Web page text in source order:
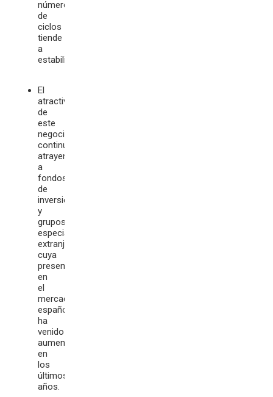
número
de
ciclos
tiende
a
estabilizarse.
El
atractivo
de
este
negocio
continúa
atrayendo
a
fondos
de
inversión
y
grupos
especializados
extranjeros,
cuya
presencia
en
el
mercado
español
ha
venido
aumentando
en
los
últimos
años.